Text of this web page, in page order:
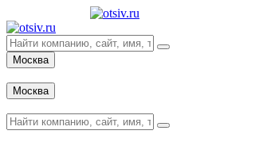
Москва
Москва